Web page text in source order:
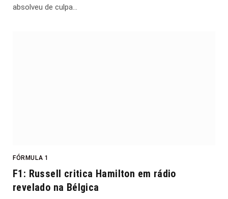
absolveu de culpa…
FÓRMULA 1
F1: Russell critica Hamilton em rádio
revelado na Bélgica